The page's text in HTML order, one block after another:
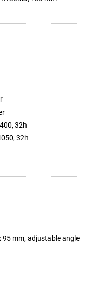
32h
32h
95 mm, adjustable angle